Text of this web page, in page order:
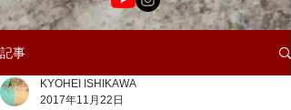
記事
KYOHEI ISHIKAWA
2017年11月22日